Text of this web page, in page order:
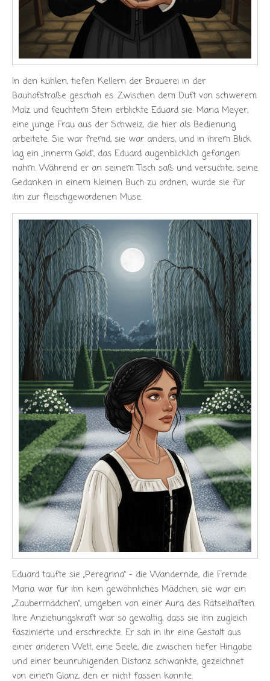
In den kühlen, tiefen Kellern der Brauerei in der
Bauhofstraße geschah es. Zwischen dem Duft von schwerem
Malz und feuchtem Stein erblickte Eduard sie: Maria Meyer,
eine junge Frau aus der Schweiz, die hier als Bedienung
arbeitete. Sie war fremd, sie war anders, und in ihrem Blick
lag ein „innerm Gold“, das Eduard augenblicklich gefangen
nahm. Während er an seinem Tisch saß und versuchte, seine
Gedanken in einem kleinen Buch zu ordnen, wurde sie für
ihn zur fleischgewordenen Muse.
Eduard taufte sie „Peregrina“ – die Wandernde, die Fremde.
Maria war für ihn kein gewöhnliches Mädchen; sie war ein
„Zaubermädchen“, umgeben von einer Aura des Rätselhaften.
Ihre Anziehungskraft war so gewaltig, dass sie ihn zugleich
faszinierte und erschreckte. Er sah in ihr eine Gestalt aus
einer anderen Welt, eine Seele, die zwischen tiefer Hingabe
und einer beunruhigenden Distanz schwankte, gezeichnet
von einem Glanz, den er nicht fassen konnte.